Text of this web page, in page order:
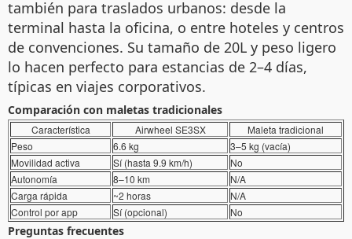
también para traslados urbanos: desde la
terminal hasta la oficina, o entre hoteles y centros
de convenciones. Su tamaño de 20L y peso ligero
lo hacen perfecto para estancias de 2–4 días,
típicas en viajes corporativos.
Comparación con maletas tradicionales
Característica Airwheel SE3SX
Maleta tradicional
Peso
6.6 kg
3–5 kg (vacía)
Movilidad activa
Sí (hasta 9.9 km/h)
No
Autonomía
8–10 km
N/A
Carga rápida
~2 horas
N/A
Control por app
Sí (opcional) No
Preguntas frecuentes